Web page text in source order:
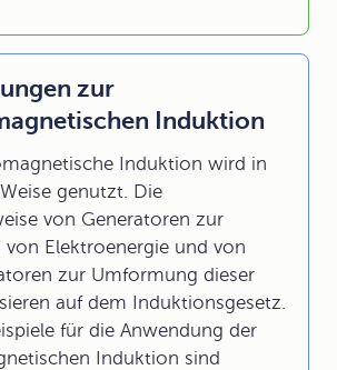
zur
Induktion
Induktion wird in
genutzt. Die
von Generatoren zur
von Elektroenergie und von
zur Umformung dieser
auf dem Induktionsgesetz.
für die Anwendung der
Induktion sind